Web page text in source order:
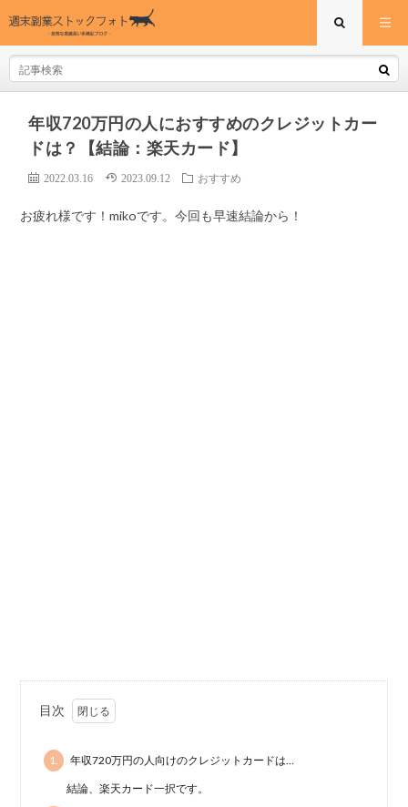
年収720万円の人におすすめのクレジットカー
ドは？【結論：楽天カード】
2022.03.16 2023.09.12 おすすめ
お疲れ様です！mikoです。今回も早速結論から！
目次
1. 年収720万円の人向けのクレジットカードは…
結論、楽天カード一択です。